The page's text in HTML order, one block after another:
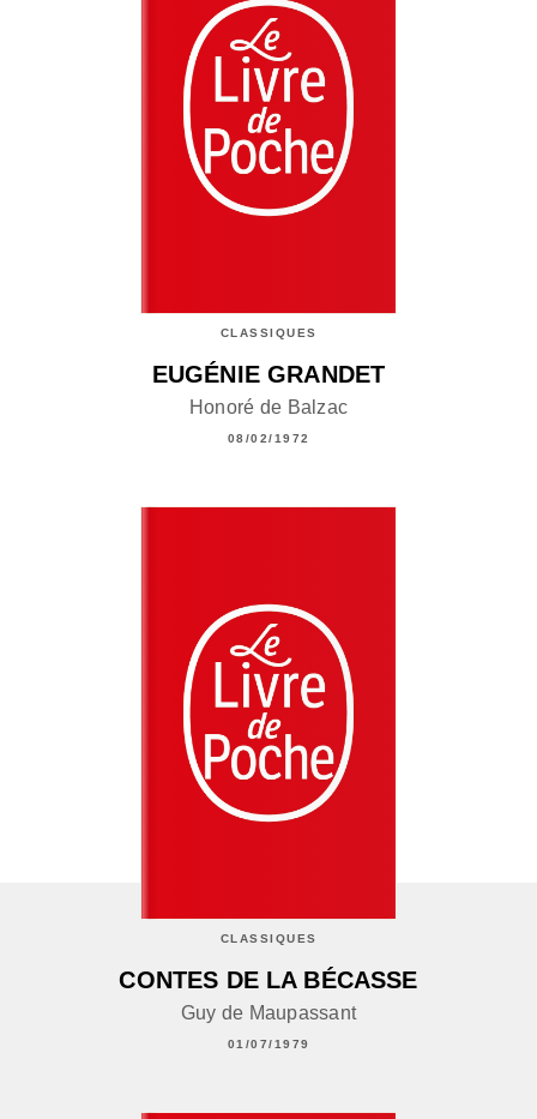
CLASSIQUES
EUGÉNIE GRANDET
Honoré de Balzac
08/02/1972
CLASSIQUES
CONTES DE LA BÉCASSE
Guy de Maupassant
01/07/1979